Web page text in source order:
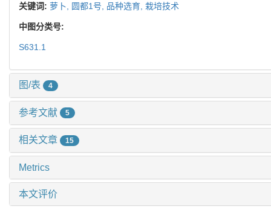
关键词: 萝卜, 圆都1号, 品种选育, 栽培技术
中图分类号:
S631.1
图/表 4
参考文献 5
相关文章 15
Metrics
本文评价